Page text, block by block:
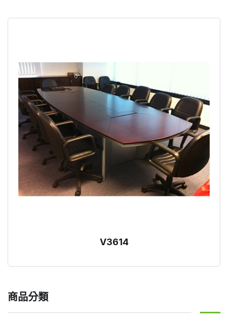
V3614
商品分類